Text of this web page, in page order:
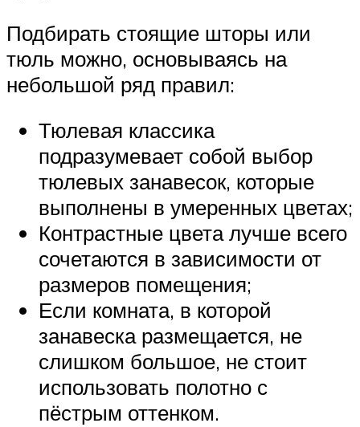
Подбирать стоящие шторы или
тюль можно, основываясь на
небольшой ряд правил:
Тюлевая классика
подразумевает собой выбор
тюлевых занавесок, которые
выполнены в умеренных цветах;
Контрастные цвета лучше всего
сочетаются в зависимости от
размеров помещения;
Если комната, в которой
занавеска размещается, не
слишком большое, не стоит
использовать полотно с
пёстрым оттенком.